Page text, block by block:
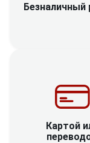
Безналичный
Картой